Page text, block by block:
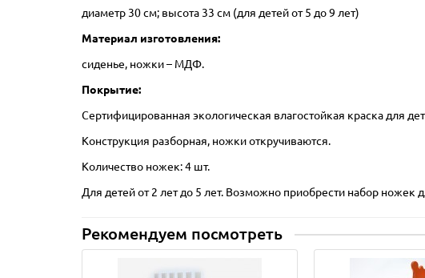
диаметр 30 см; высота 33 см (для детей от 5 до 9
Материал изготовления:
сиденье, ножки – МДФ.
Покрытие:
Сертифицированная экологическая влагостойкая краска для
Конструкция разборная, ножки откручиваются.
Количество ножек: 4 шт.
Для детей от 2 лет до 5 лет. Возможно приобрести набор ножек
Рекомендуем посмотреть